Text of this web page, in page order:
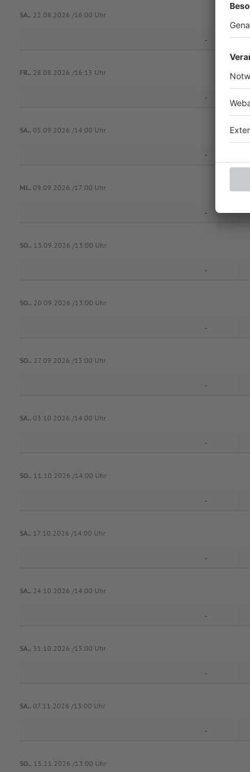
SA.. 22.08.2026 /16:00 Uhr
-
FR.. 28.08.2026 /16:15 Uhr
-
SA.. 05.09.2026 /14:00 Uhr
-
MI.. 09.09.2026 /17:00 Uhr
-
SO.. 13.09.2026 /13:00 Uhr
-
SO.. 20.09.2026 /13:00 Uhr
-
SO.. 27.09.2026 /13:00 Uhr
-
SA.. 03.10.2026 /14:00 Uhr
-
SO.. 11.10.2026 /14:00 Uhr
-
SA.. 17.10.2026 /14:00 Uhr
-
SA.. 24.10.2026 /14:00 Uhr
-
SA.. 31.10.2026 /15:00 Uhr
-
SA.. 07.11.2026 /13:00 Uhr
-
SO.. 15.11.2026 /13:00 Uhr